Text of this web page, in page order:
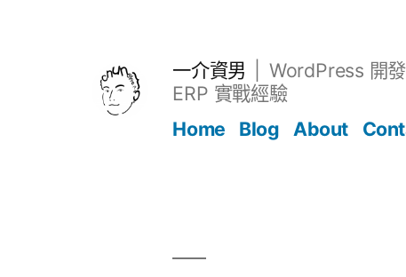
一介資男
WordPress 開
ERP 實戰經驗
Home
Blog About